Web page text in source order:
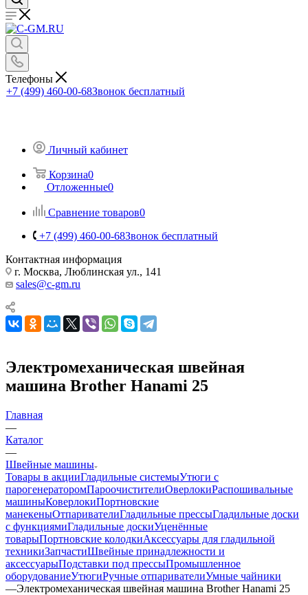
Телефоны
+7 (499) 460-00-68Звонок бесплатный
Личный кабинет
Корзина0
Отложенные0
Сравнение товаров0
+7 (499) 460-00-68Звонок бесплатный
Контактная информация
г. Москва, Люблинская ул., 141
sales@c-gm.ru
Электромеханическая швейная
машина Brother Hanami 25
Главная
—
Каталог
—
Швейные машины
Товары в акцииГладильные системыУтюги с
парогенераторомПароочистителиОверлокиРаспошивальные
машиныКоверлокиПортновские
манекеныОтпаривателиГладильные прессыГладильные доски
с функциямиГладильные доскиУценённые
товарыПортновские колодкиАксессуары для гладильной
техникиЗапчастиШвейные принадлежности и
аксессуарыПодставки под прессыПромышленное
оборудованиеУтюгиРучные отпаривателиУмные чайники
—Электромеханическая швейная машина Brother Hanami 25